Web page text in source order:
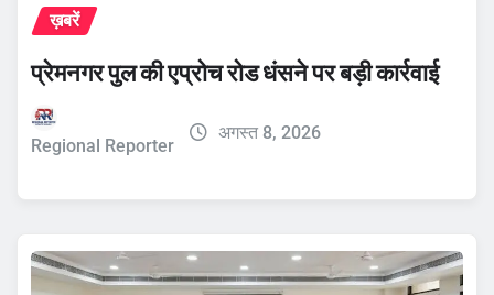
ख़बरें
प्रेमनगर पुल की एप्रोच रोड धंसने पर बड़ी कार्रवाई
Regional Reporter
अगस्त 8, 2026